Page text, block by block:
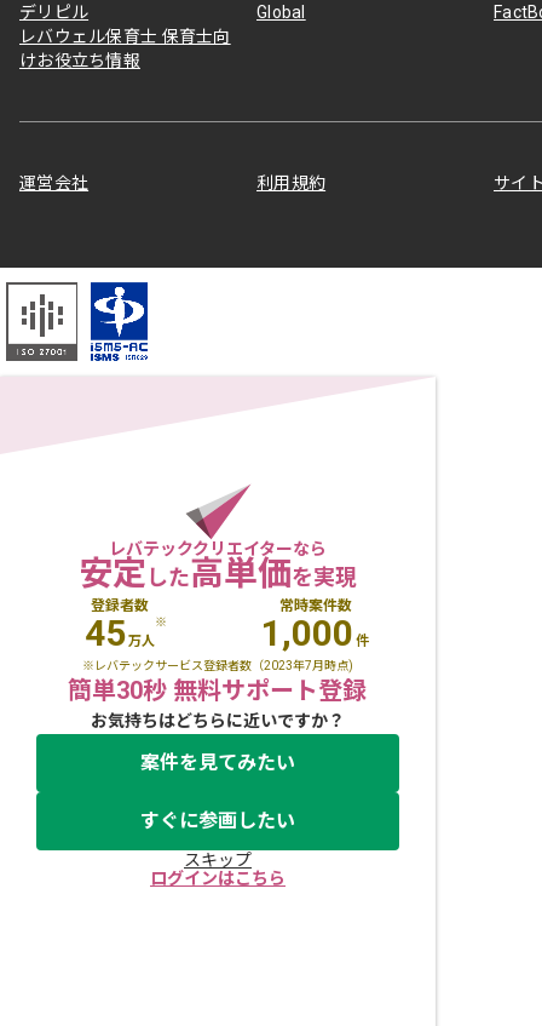
デリピル
Global
レバウェル保育士 保育士向
けお役立ち情報
運営会社 利用規約 サイ
レバテッククリエイターなら
安定した高単価を実現
登録者数
45万人
※
常時案件数
1,000 件
※レバテックサービス登録者数（2023年7月時点)
簡単30秒 無料サポート登録
お気持ちはどちらに近いですか？
案件を見てみたい
すぐに参画したい
スキップ
ログインはこちら